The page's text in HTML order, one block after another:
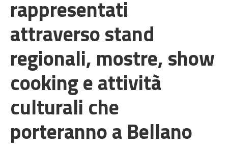
rappresentati
attraverso stand
regionali, mostre, show
cooking e attività
culturali che
porteranno a Bellano